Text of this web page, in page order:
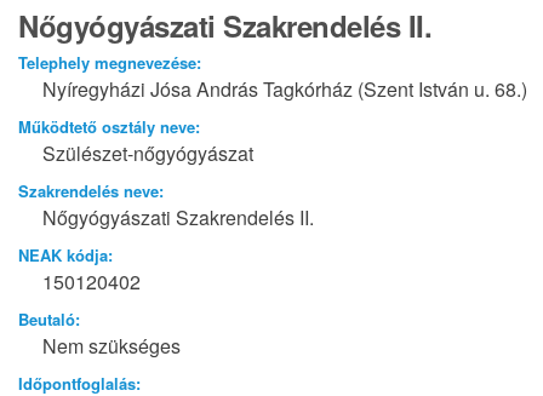
Nőgyógyászati Szakrendelés II.
Telephely megnevezése:
Nyíregyházi Jósa András Tagkórház (Szent István u. 68.)
Működtető osztály neve:
Szülészet-nőgyógyászat
Szakrendelés neve:
Nőgyógyászati Szakrendelés II.
NEAK kódja:
150120402
Beutaló:
Nem szükséges
Időpontfoglalás: